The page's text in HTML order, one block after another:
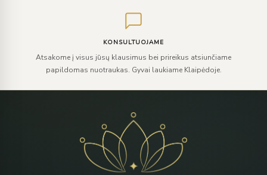
KONSULTUOJAME
Atsakome į visus jūsų klausimus bei prireikus atsiunčiame
papildomas nuotraukas. Gyvai laukiame Klaipėdoje.